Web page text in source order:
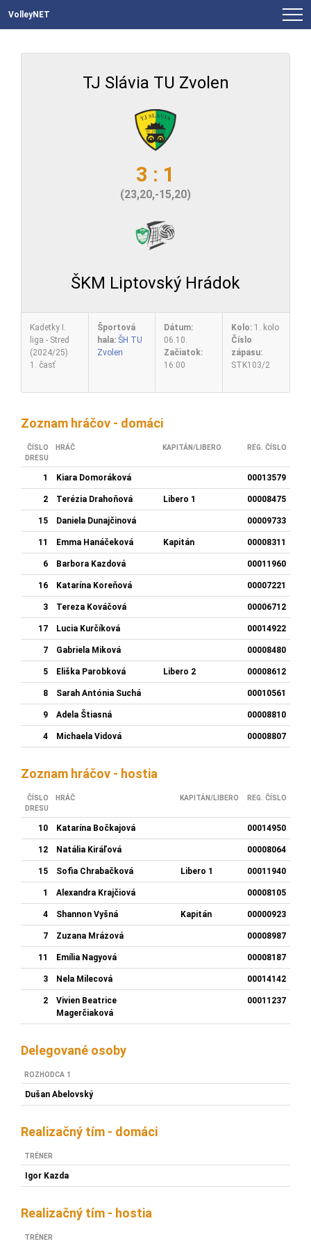
VolleyNET
TJ Slávia TU Zvolen
3 : 1
(23,20,-15,20)
ŠKM Liptovský Hrádok
Kadetky I.
liga - Stred
(2024/25)
1. časť
Športová
hala: ŠH TU
Zvolen
Dátum:
06.10.
Začiatok:
16:00
Kolo:1. kolo
Číslo
zápasu:
STK103/2
Zoznam hráčov - domáci
ČÍSLO
DRESU
HRÁČ KAPITÁN/LIBERO REG. ČÍSLO
1 Kiara Domoráková 00013579
2 Terézia Drahoňová Libero 1 00008475
15 Daniela Dunajčinová 00009733
11 Emma Hanáčeková Kapitán 00008311
6 Barbora Kazdová 00011960
16 Katarína Koreňová 00007221
3 Tereza Kováčová 00006712
17 Lucia Kurčíková 00014922
7 Gabriela Miková 00008480
5 Eliška Parobková Libero 2 00008612
8 Sarah Antónia Suchá 00010561
9 Adela Štiasná 00008810
4 Michaela Vidová 00008807
Zoznam hráčov - hostia
ČÍSLO
DRESU
HRÁČ KAPITÁN/LIBERO REG. ČÍSLO
10 Katarína Bočkajová 00014950
12 Natália Kiráľová 00008064
15 Sofia Chrabačková Libero 1 00011940
1 Alexandra Krajčiová 00008105
4 Shannon Vyšná Kapitán 00000923
7 Zuzana Mrázová 00008987
11 Emília Nagyová 00008187
3 Nela Milecová 00014142
2
Vivien Beatrice
Magerčiaková
00011237
Delegované osoby
ROZHODCA 1
Dušan Abelovský
Realizačný tím - domáci
TRÉNER
Igor Kazda
Realizačný tím - hostia
TRÉNER